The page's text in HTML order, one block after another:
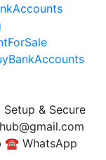
& Secure
☎️ WhatsApp